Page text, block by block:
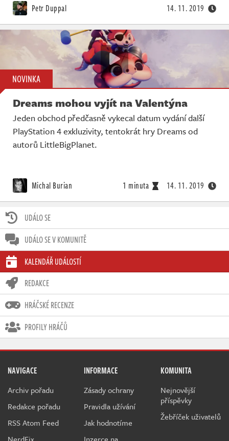
UDÁLO SE
UDÁLO SE V KOMUNITĚ
KALENDÁŘ UDÁLOSTÍ
REDAKCE
HRÁČSKÉ RECENZE
PROFILY HRÁČŮ
Petr Duppal 14. 11. 2019
NOVINKA
Dreams mohou vyjít na Valentýna
Jeden obchod předčasně vykecal datum vydání další
PlayStation 4 exkluzivity, tentokrát hry Dreams od
autorů LittleBigPlanet.
Michal Burian 1 minuta 14. 11. 2019
NAVIGACE
Archiv pořadu
Redakce pořadu
RSS Atom Feed
INFORMACE
Zásady ochrany
Pravidla užívání
Jak hodnotíme
KOMUNITA
Nejnovější
příspěvky
Žebříček uživatelů